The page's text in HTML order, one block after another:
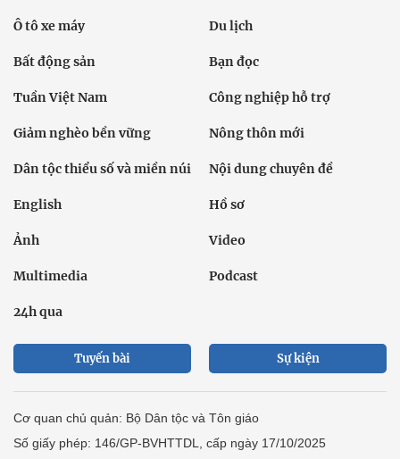
Ô tô xe máy Du lịch
Bất động sản Bạn đọc
Tuần Việt Nam Công nghiệp hỗ trợ
Giảm nghèo bền vững Nông thôn mới
Dân tộc thiểu số và miền núi Nội dung chuyên đề
English Hồ sơ
Ảnh Video
Multimedia Podcast
24h qua
Tuyến bài Sự kiện
Cơ quan chủ quản: Bộ Dân tộc và Tôn giáo
Số giấy phép: 146/GP-BVHTTDL, cấp ngày 17/10/2025